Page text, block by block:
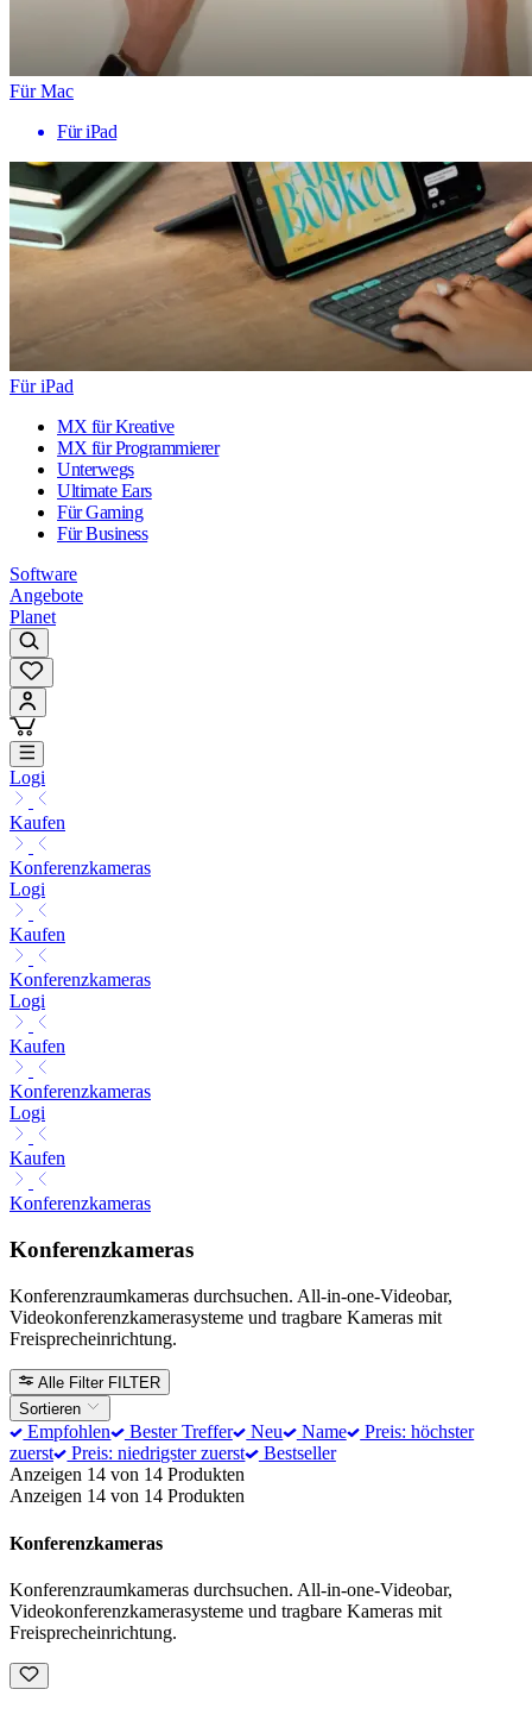
Für Mac
Für iPad
Für iPad
MX für Kreative
MX für Programmierer
Unterwegs
Ultimate Ears
Für Gaming
Für Business
Software
Angebote
Planet
Logi
Kaufen
Konferenzkameras
Logi
Kaufen
Konferenzkameras
Logi
Kaufen
Konferenzkameras
Logi
Kaufen
Konferenzkameras
Konferenzkameras
Konferenzraumkameras durchsuchen. All-in-one-Videobar,
Videokonferenzkamerasysteme und tragbare Kameras mit
Freisprecheinrichtung.
Alle Filter FILTER
Sortieren
Empfohlen Bester Treffer Neu Name
Preis: höchster
zuerst
Preis: niedrigster zuerst
Bestseller
Anzeigen 14 von 14 Produkten
Anzeigen 14 von 14 Produkten
Konferenzkameras
Konferenzraumkameras durchsuchen. All-in-one-Videobar,
Videokonferenzkamerasysteme und tragbare Kameras mit
Freisprecheinrichtung.